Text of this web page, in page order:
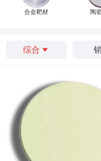
合金靶材 陶
综合